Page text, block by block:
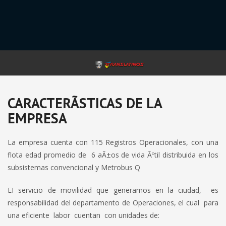
CARACTERÃ­STICAS DE LA
EMPRESA
La empresa cuenta con 115 Registros Operacionales, con una
flota edad promedio de 6 aÃ±os de vida Ãºtil distribuida en los
subsistemas convencional y Metrobus Q
EI servicio de movilidad que generamos en la ciudad, es
responsabilidad del departamento de Operaciones, el cual para
una eficiente labor cuentan con unidades de: